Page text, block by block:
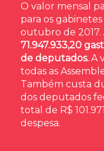
O valor mensal
para os
outubro de 2017.
71.947.933,20
de deputados. A
todas as
Também custa
dos deputados
total de R$
despesa.